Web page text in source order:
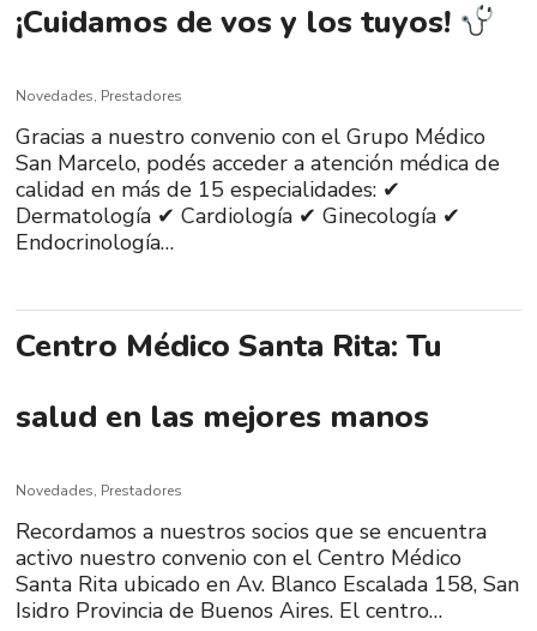
¡Cuidamos de vos y los tuyos!
Novedades, Prestadores
Gracias a nuestro convenio con el Grupo Médico
San Marcelo, podés acceder a atención médica de
calidad en más de 15 especialidades: ✔
Dermatología ✔ Cardiología ✔ Ginecología ✔
Endocrinología…
Centro Médico Santa Rita: Tu
salud en las mejores manos
Novedades, Prestadores
Recordamos a nuestros socios que se encuentra
activo nuestro convenio con el Centro Médico
Santa Rita ubicado en Av. Blanco Escalada 158, San
Isidro Provincia de Buenos Aires. El centro…